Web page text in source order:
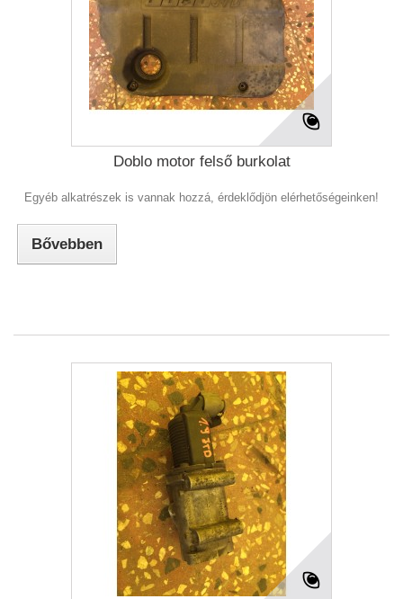
Doblo motor felső burkolat
Egyéb alkatrészek is vannak hozzá, érdeklődjön elérhetőségeinken!
Bővebben